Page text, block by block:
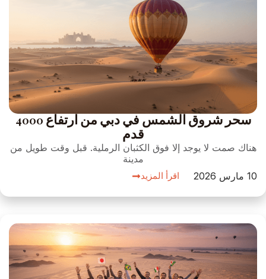
سحر شروق الشمس في دبي من ارتفاع 4000
قدم
هناك صمت لا يوجد إلا فوق الكثبان الرملية. قبل وقت طويل من
مدينة
10 مارس 2026
اقرأ المزيد